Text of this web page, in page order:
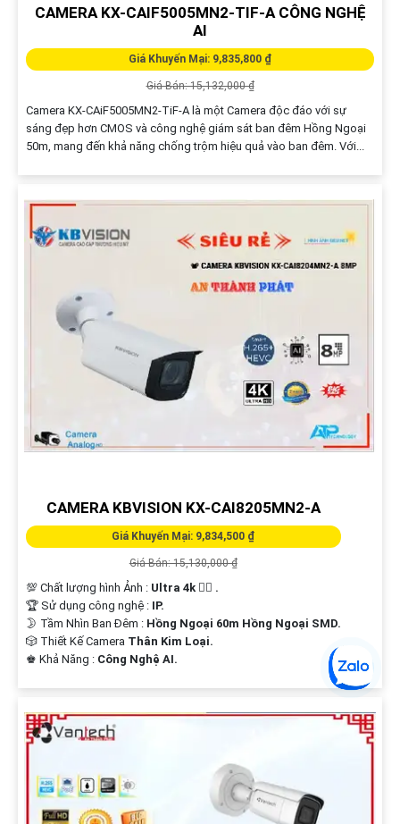
Giá Khuyến Mại: 9,850,000 ₫
Giá Bán: 16,687,000 ₫
mang lại chất lượng hình ảnh và tính năng vượt trội. Với độ phân giải
4K Ultra HD, camera này cho phép bạn quan sát chi tiết và rõ nét
hơn bao giờ hết
AI
Giá Khuyến Mại: 9,835,800 ₫
Giá Bán: 15,132,000 ₫
Camera KX-CAiF5005MN2-TiF-A là một Camera độc đáo với sự
sáng đẹp hơn CMOS và công nghệ giám sát ban đêm Hồng Ngoại
50m, mang đến khả năng chống trộm hiệu quả vào ban đêm. Với...